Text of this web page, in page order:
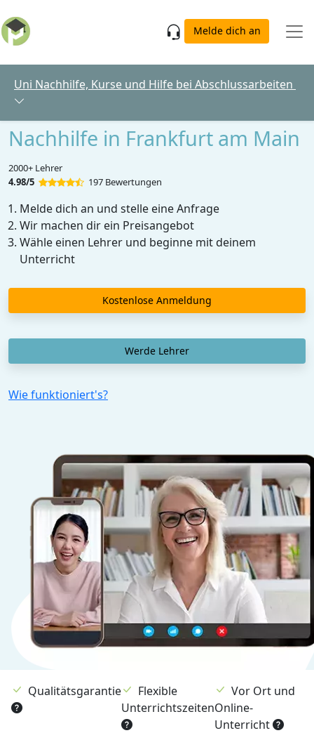
Melde dich an
Uni Nachhilfe, Kurse und Hilfe bei Abschlussarbeiten
Nachhilfe in Frankfurt am Main
2000+ Lehrer
4.98/5
197 Bewertungen
Melde dich an und stelle eine Anfrage
Wir machen dir ein Preisangebot
Wähle einen Lehrer und beginne mit deinem
Unterricht
Kostenlose Anmeldung
Werde Lehrer
Wie funktioniert's?
Qualitätsgarantie
Flexible
Unterrichtszeiten
Vor Ort und
Online-
Unterricht